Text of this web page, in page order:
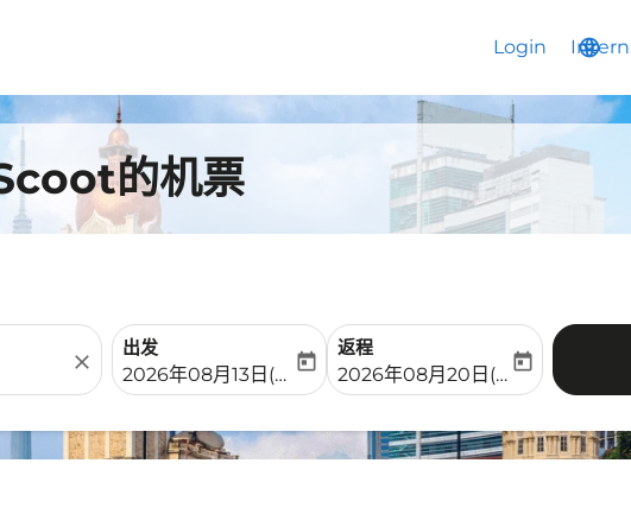
Login language
keyboard_arrow_down
的机票
close
出发
fc-booking-departure-date-aria-label
2026年08月13日(周四)
today
返程
fc-booking-return-date-aria-
2026年08月20日(周四)
today